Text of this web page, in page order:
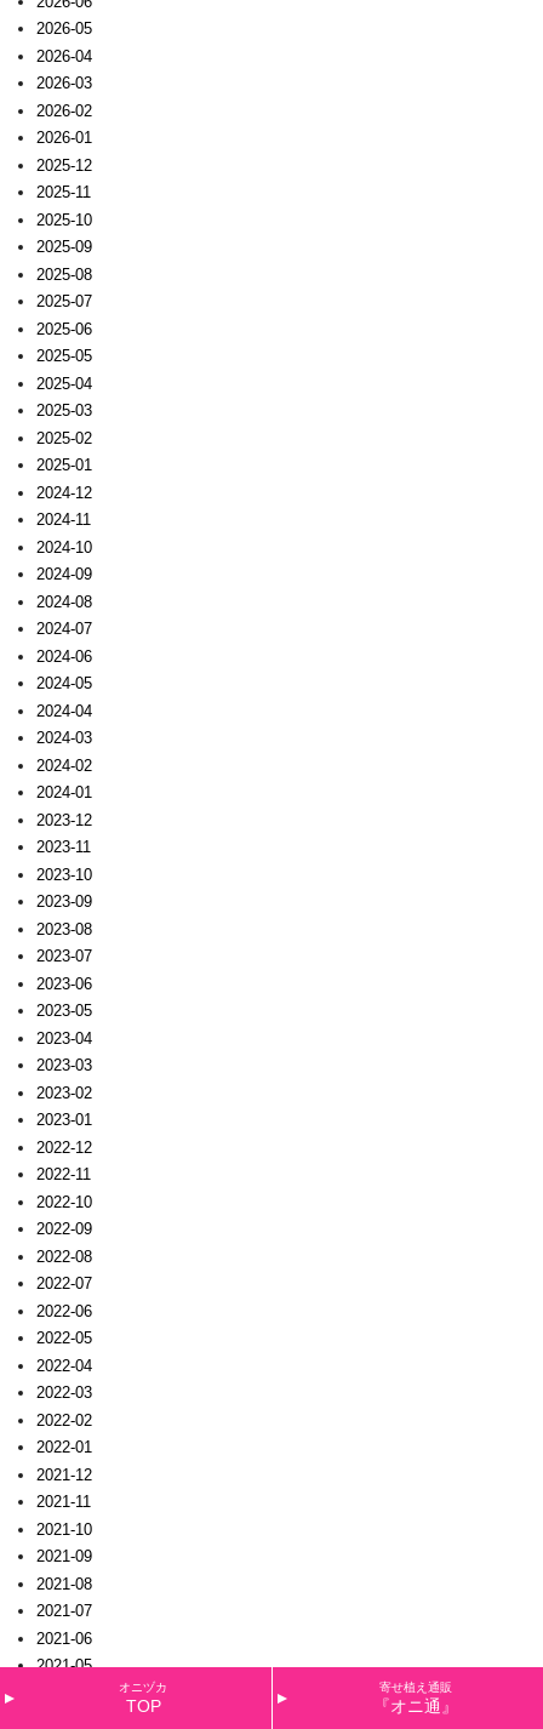
2026-05
2026-04
2026-03
2026-02
2026-01
2025-12
2025-11
2025-10
2025-09
2025-08
2025-07
2025-06
2025-05
2025-04
2025-03
2025-02
2025-01
2024-12
2024-11
2024-10
2024-09
2024-08
2024-07
2024-06
2024-05
2024-04
2024-03
2024-02
2024-01
2023-12
2023-11
2023-10
2023-09
2023-08
2023-07
2023-06
2023-05
2023-04
2023-03
2023-02
2023-01
2022-12
2022-11
2022-10
2022-09
2022-08
2022-07
2022-06
2022-05
2022-04
2022-03
2022-02
2022-01
2021-12
2021-11
2021-10
2021-09
2021-08
2021-07
2021-06
2021-05
オニヅカ
TOP
寄せ植え通販
『オニ通』